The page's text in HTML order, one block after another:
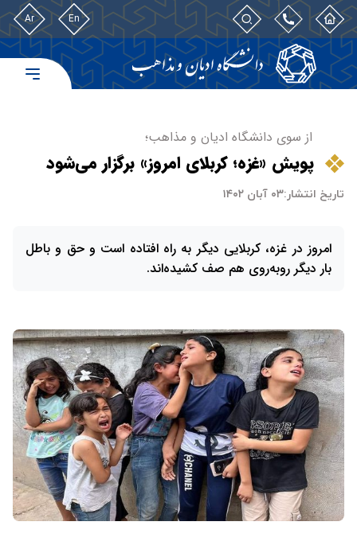
En
Ar
از سوی دانشگاه ادیان و مذاهب؛
پویش «غزه؛ کربلای امروز» برگزار می‌شود
تاریخ انتشار:۰۳ آبان ۱۴۰۲
امروز در غزه، کربلایی دیگر به راه افتاده است و حق و باطل
بار دیگر روبه‌روی هم صف کشیده‌اند.